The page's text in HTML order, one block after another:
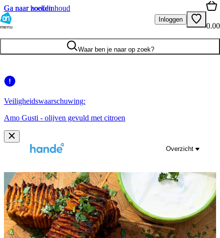
Ga naar hoofdinhoud
Ga naar zoeken
menu
Inloggen
0.00
Waar ben je naar op zoek?
Veiligheidswaarschuwing:
Amo Gusti - olijven gevuld met citroen
Overzicht